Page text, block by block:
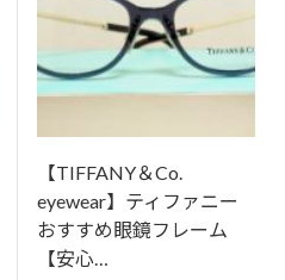
【TIFFANY＆Co.
eyewear】ティファニー
おすすめ眼鏡フレーム
【安心…